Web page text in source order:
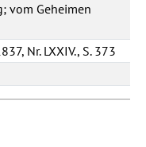
vom Geheimen
Nr. LXXIV., S. 373